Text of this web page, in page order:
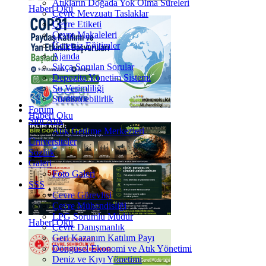
Haberi Oku
Haberi Oku
Haberi Oku
Atıkların Doğada Yok Olma Süreleri
Çevre Mevzuatı Taslaklar
Çevre Etiketi
Çevre Makaleleri
Ücretsiz Eğitimler
Ajanda
Sıkça Sorulan Sorular
Depozito Yönetim Sistemi
Su Verimliliği
Sürdürülebilirlik
Forum
Sıfır Atık
Atık Getirme Merkezleri
Üniversiteler
Sözlük
Galeri
Foto Galeri
SSS
Çevre Görevlisi
Çevre Mühendisliği
LPG Sorumlu Müdür
Çevre Danışmanlık
Geri Kazanım Katılım Payı
Döngüsel Ekonomi ve Atık Yönetimi
Deniz ve Kıyı Yönetimi